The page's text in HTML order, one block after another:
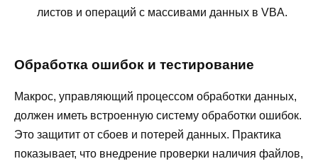
листов и операций с массивами данных в VBA.
Обработка ошибок и тестирование
Макрос, управляющий процессом обработки данных,
должен иметь встроенную систему обработки ошибок.
Это защитит от сбоев и потерей данных. Практика
показывает, что внедрение проверки наличия файлов,